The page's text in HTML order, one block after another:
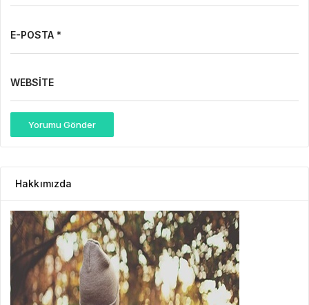
E-POSTA *
WEBSITE
Yorumu Gönder
Hakkımızda